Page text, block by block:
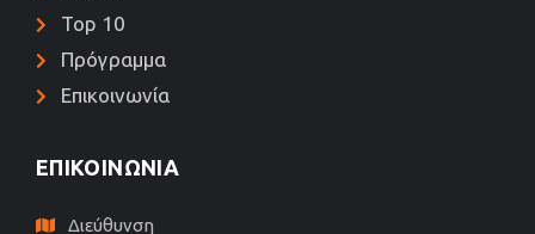
Top 10
Πρόγραμμα
Επικοινωνία
ΕΠΙΚΟΙΝΩΝΊΑ
Διεύθυνση